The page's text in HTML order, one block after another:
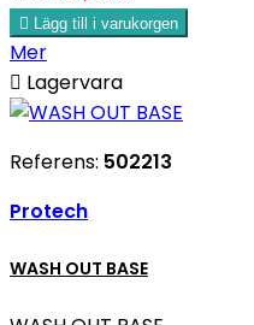
 Lägg till i varukorgen
Mer
 Lagervara
Referens: 502213
Protech
WASH OUT BASE